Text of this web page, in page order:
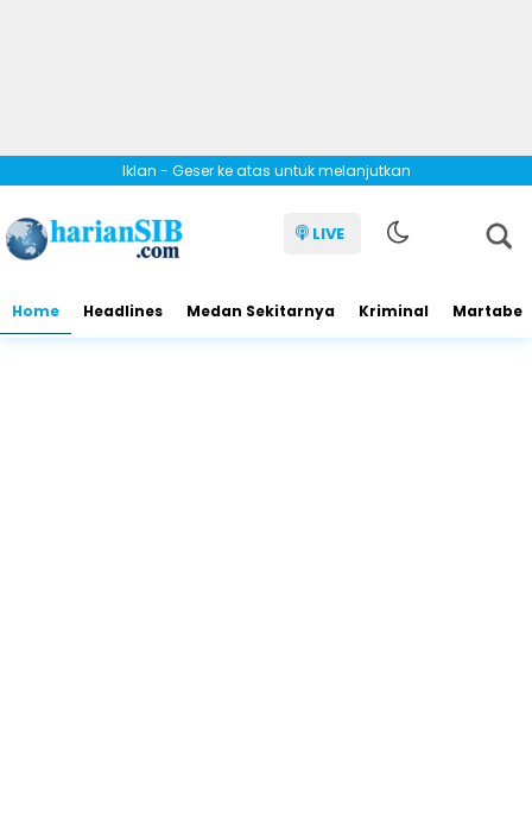
Iklan - Geser ke atas untuk melanjutkan
LIVE
Home Headlines Medan Sekitarnya Kriminal Martabe